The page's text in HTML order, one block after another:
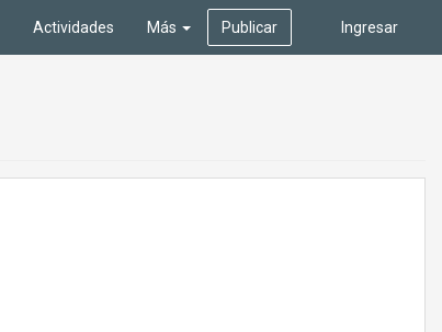
Ingresar
Actividades Más Publicar